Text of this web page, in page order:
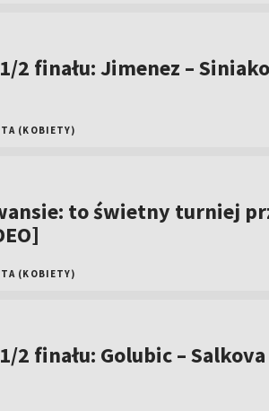
2 finału: Jimenez –
(KOBIETY)
to świetny turniej
(KOBIETY)
2 finału: Golubic – Salkova